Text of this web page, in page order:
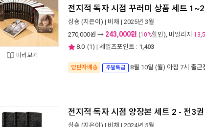
미리보기
전지적 독자 시점 꾸러미 상품 세트
싱숑 (지은이) | 비채 | 2025년 3월
270,000원 → 243,000원 (10%할인), 마일리지
8.0 (1) | 세일즈포인트 : 1,403
양탄자배송 주말특급 8월 10일 (월) 아침 7시 출근
전지적 독자 시점 양장본 세트 2 - 전3권
싱숑 (지은이) | 비채 | 2024년 5월